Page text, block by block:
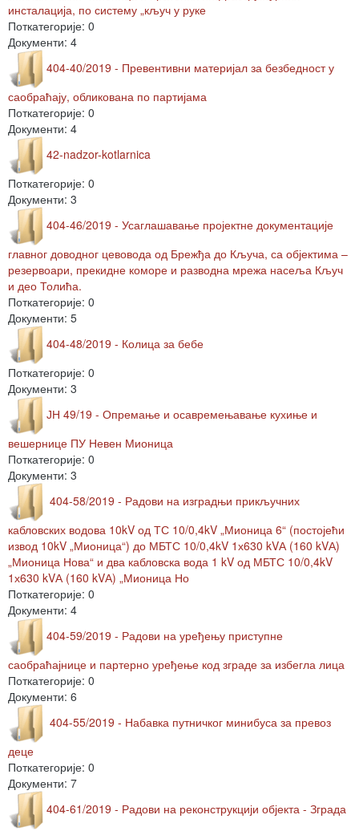
инсталација, по систему „кључ у руке
Поткатегорије: 0
Документи: 4
404-40/2019 - Превентивни материјал за безбедност у
саобраћају, обликована по партијама
Поткатегорије: 0
Документи: 4
42-nadzor-kotlarnica
Поткатегорије: 0
Документи: 3
404-46/2019 - Усаглашавање пројектне документације
главног доводног цевовода од Брежђа до Кључа, са објектима –
резервоари, прекидне коморе и разводна мрежа насеља Кључ
и део Толића.
Поткатегорије: 0
Документи: 5
404-48/2019 - Колица за бебе
Поткатегорије: 0
Документи: 3
ЈН 49/19 - Опремање и осавремењавање кухиње и
вешернице ПУ Невен Мионица
Поткатегорије: 0
Документи: 3
404-58/2019 - Радови на изградњи прикључних
кабловских водова 10kV од ТС 10/0,4kV „Мионица 6“ (постојећи
извод 10kV „Мионица“) до МБТС 10/0,4kV 1х630 kVА (160 kVА)
„Мионица Нова“ и два кабловска вода 1 kV од МБТС 10/0,4kV
1х630 kVА (160 kVА) „Мионица Но
Поткатегорије: 0
Документи: 4
404-59/2019 - Радови на уређењу приступне
саобраћајнице и партерно уређење код зграде за избегла лица
Поткатегорије: 0
Документи: 6
404-55/2019 - Набавка путничког минибуса за превоз
деце
Поткатегорије: 0
Документи: 7
404-61/2019 - Радови на реконструкцији објекта - Зграда